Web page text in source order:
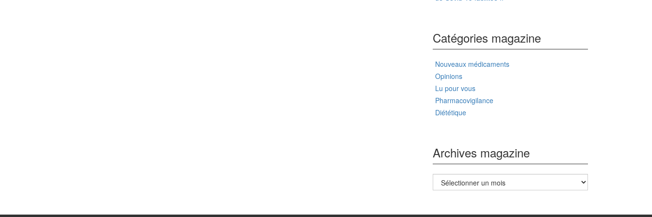
Catégories magazine
Nouveaux médicaments
Opinions
Lu pour vous
Pharmacovigilance
Diététique
Archives magazine
Archives
magazine